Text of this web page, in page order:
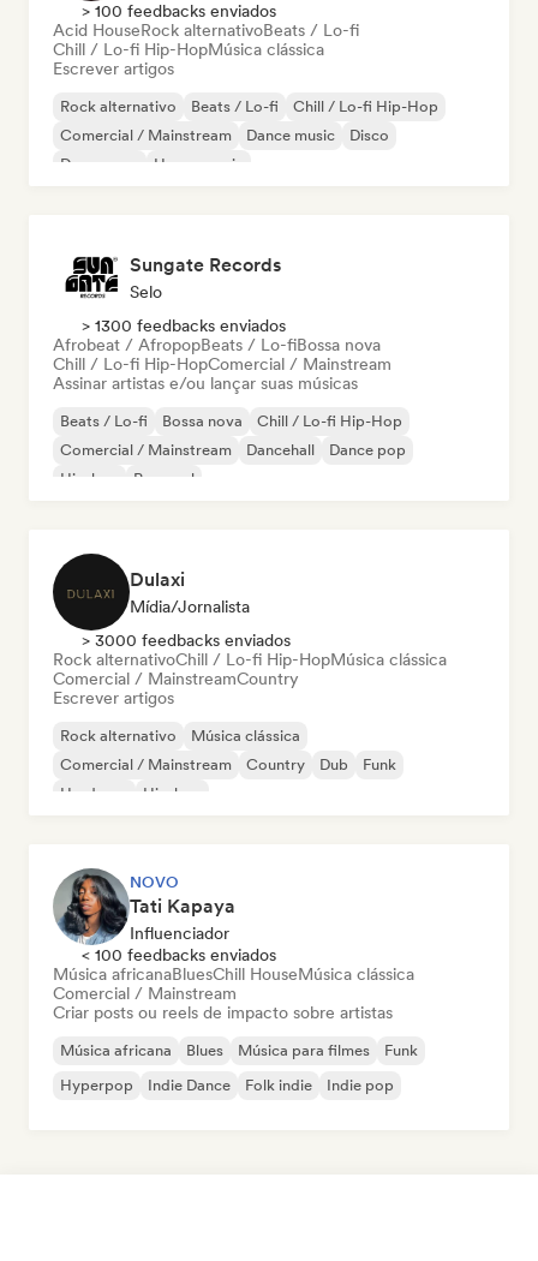
> 100 feedbacks enviados
Acid HouseRock alternativoBeats / Lo-fi
Chill / Lo-fi Hip-HopMúsica clássica
Escrever artigos
Rock alternativo Beats / Lo-fi
Chill / Lo-fi Hip-Hop
Comercial / Mainstream
Dance music
Disco
Dream pop
House music
Sungate Records
Selo
> 1300 feedbacks enviados
Afrobeat / AfropopBeats / Lo-fiBossa nova
Chill / Lo-fi Hip-HopComercial / Mainstream
Assinar artistas e/ou lançar suas músicas
Beats / Lo-fi Bossa nova
Chill / Lo-fi Hip-Hop
Comercial / Mainstream
Dancehall
Dance pop
Hip-hop
Pop soul
Dulaxi
Mídia/Jornalista
> 3000 feedbacks enviados
Rock alternativoChill / Lo-fi Hip-HopMúsica clássica
Comercial / MainstreamCountry
Escrever artigos
Rock alternativo
Música clássica
Comercial / Mainstream
Country Dub
Funk
Hardcore
Hip-hop
NOVO
Tati Kapaya
Influenciador
< 100 feedbacks enviados
Música africanaBluesChill HouseMúsica clássica
Comercial / Mainstream
Criar posts ou reels de impacto sobre artistas
Música africana Blues Música para filmes
Funk
Hyperpop
Indie Dance Folk indie Indie pop